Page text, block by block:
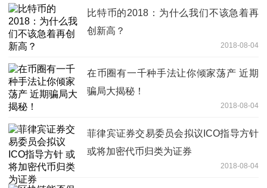
比特币的2018：为什么我们不该急着再
创新高？
2018-08-04
在币圈有一千种手法让你倾家荡产 近期
骗局大揭秘！
2018-08-04
菲律宾证券交易委员会拟议ICO指导方针
或将加密代币归类为证券
2018-08-04